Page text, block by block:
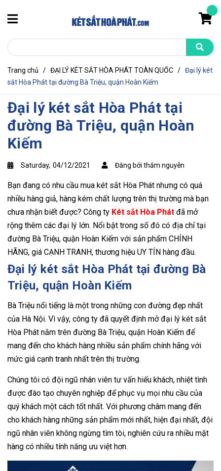
Trang chủ / ĐẠI LÝ KÉT SẮT HÒA PHÁT TOÀN QUỐC / Đại lý két
sắt Hòa Phát tại đường Bà Triệu, quận Hoàn Kiếm
Đại lý két sắt Hòa Phát tại
đường Bà Triệu, quận Hoàn
Kiếm
Saturday, 04/12/2021 Đăng bởi thắm nguyễn
Bạn đang có nhu cầu mua két sắt Hòa Phát nhưng có quá
nhiều hàng giả, hàng kém chất lượng trên thị trường mà bạn
chưa nhận biết được? Công ty Két sắt Hòa Phát đã mở
rộng thêm các đại lý lớn. Nổi bật trong số đó có địa chỉ tại
đường Bà Triệu, quận Hoàn Kiếm với sản phẩm CHÍNH
HÃNG, giá CẠNH TRANH, thương hiệu UY TÍN hàng đầu.
Đại lý két sắt Hòa Phát tại đường Bà
Triệu, quận Hoàn Kiếm
Bà Triệu nổi tiếng là một trong những con đường đẹp nhất
của Hà Nội. Vì vậy, công ty đã quyết định mở đại lý két sắt
Hòa Phát nằm trên đường Bà Triệu, quận Hoàn Kiếm để
mang đến cho khách hàng nhiều sản phẩm chính hãng với
mức giá cạnh tranh nhất trên thị trường.
Chúng tôi có đội ngũ nhân viên tư vấn hiếu khách, nhiệt tình
được đào tạo chuyên nghiệp để phục vụ mọi nhu cầu của
quý khách một cách tốt nhất. Với phương châm mang đến
cho khách hàng những sản phẩm mới nhất, hiện đại nhất, đội
ngũ nhân viên không ngừng tìm tòi, nghiên cứu ra nhiều mặt
hàng có nhiều tính năng ưu việt hơn.